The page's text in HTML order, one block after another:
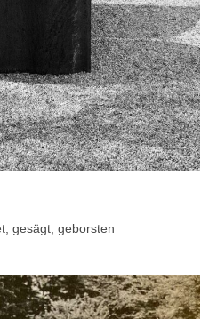
gesägt, geborsten